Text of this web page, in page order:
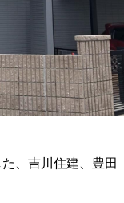
、吉川住建、豊田